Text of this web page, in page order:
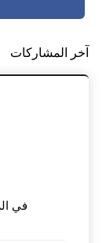
آخر المشاركات
في